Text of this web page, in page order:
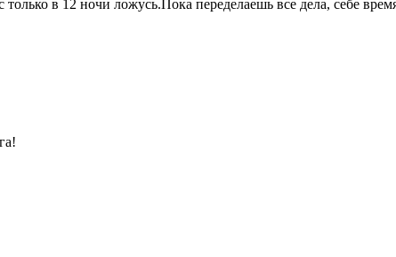
в 12 ночи ложусь.Пока переделаешь все дела, себе